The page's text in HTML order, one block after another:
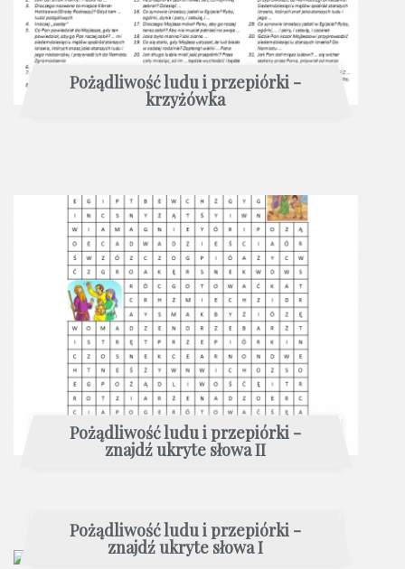
Pożądliwość ludu i przepiórki -
krzyżówka
Pożądliwość ludu i przepiórki -
znajdź ukryte słowa II
Pożądliwość ludu i przepiórki -
znajdź ukryte słowa I